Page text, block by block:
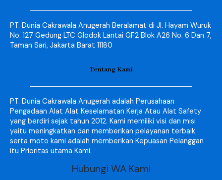
PT. Dunia Cakrawala Anugerah Beralamat di Jl. Hayam Wuruk
No. 127 Gedung LTC Glodok Lantai GF2 Blok A26 No. 6 Dan 7,
Taman Sari, Jakarta Barat 11180
Tentang Kami
PT. Dunia Cakrawala Anugerah adalah Perusahaan
Pengadaan Alat Alat Keselamatan Kerja Atau Alat Safety
yang berdiri sejak tahun 2012. Kami memiliki visi dan misi
yaitu meningkatkan dan memberikan pelayanan terbaik
serta moto kami adalah memberikan Kepuasan Pelanggan
itu Prioritas utama Kami.
Hubungi WA Kami